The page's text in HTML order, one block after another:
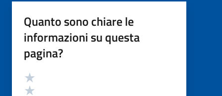
Quanto sono chiare le
informazioni su questa
pagina?
Valutazione